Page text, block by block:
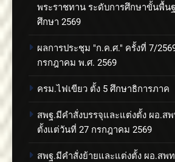
พระราชทาน ระดับการศึกษาขั้นพื้น
ศึกษา 2569
ผลการประชุม "ก.ค.ศ." ครั้งที่ 7/
กรกฎาคม พ.ศ. 2569
ครม.ไฟเขียว ตั้ง 5 ศึกษาธิการภาค
สพฐ.มีคำสั่งบรรจุและแต่งตั้ง ผอ.ส
ตั้งแต่วันที่ 27 กรกฎาคม 2569
สพฐ.มีคำสั่งย้ายและแต่งตั้ง ผอ.สพ